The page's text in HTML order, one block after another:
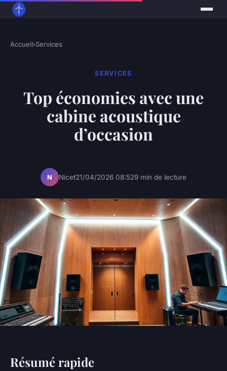
Accueil›Services
SERVICES
Top économies avec une
cabine acoustique
d’occasion
N Nicet21/04/2026 08:529 min de lecture
Résumé rapide